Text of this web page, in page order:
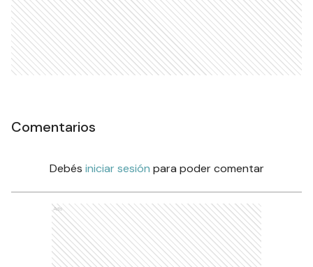
Comentarios
Debésiniciar sesiónpara poder comentar